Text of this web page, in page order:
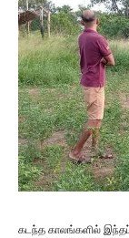
கடந்த காலங்களில் இந்தப்